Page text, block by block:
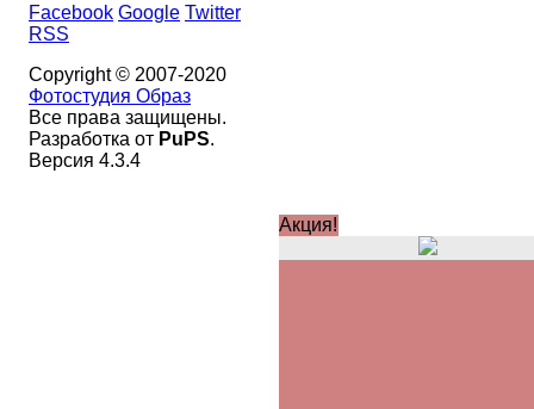
Facebook Google Twitter
RSS
Copyright © 2007-2020
Фотостудия Образ
Все права защищены.
Разработка от PuPS.
Версия 4.3.4
Акция!